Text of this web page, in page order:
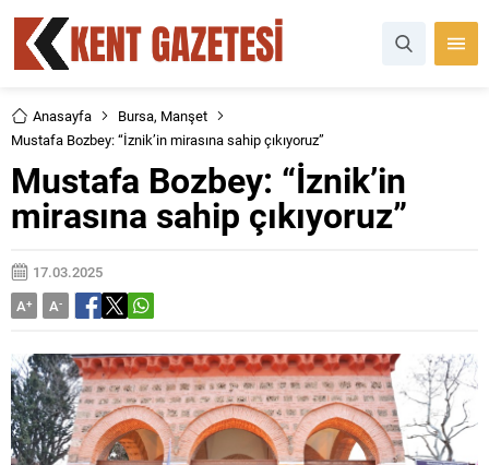
Anasayfa Bursa, Manşet
Mustafa Bozbey: “İznik’in mirasına sahip çıkıyoruz”
Mustafa Bozbey: “İznik’in
mirasına sahip çıkıyoruz”
17.03.2025
A+ A-